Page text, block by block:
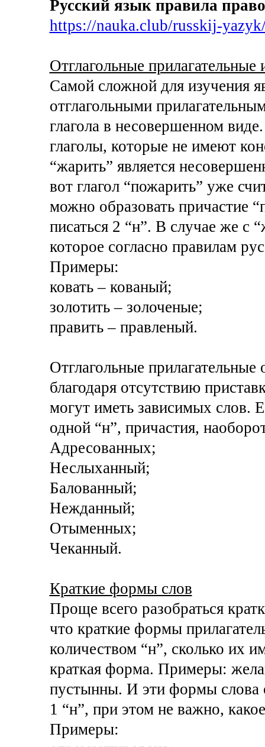
Русский язык правила
https://nauka.club/russkij-
Отглагольные
Самой сложной для изучения
отглагольными
глагола в несовершенном
глаголы, которые не имеют
“жарить” является
вот глагол “пожарить” уже
можно образовать причастие
писаться 2 “н”. В случае же с
которое согласно правилам
Примеры:
ковать – кованый;
золотить – золоченые;
править – правленый.
Отглагольные
благодаря отсутствию
могут иметь зависимых слов.
одной “н”, причастия,
Адресованных;
Неслыханный;
Балованный;
Нежданный;
Отыменных;
Чеканный.
Краткие формы слов
Проще всего разобраться
что краткие формы
количеством “н”, сколько их
краткая форма. Примеры:
пустынны. И эти формы слова
1 “н”, при этом не важно,
Примеры: